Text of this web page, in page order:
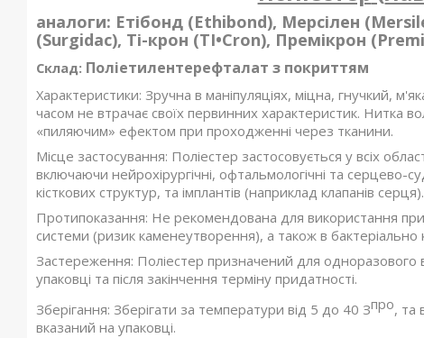
аналоги: Етібонд (Ethibond), Мерсілен
(Surgidac), Ті-крон (TI•Cron), Премікрон
Склад: Поліетилентерефталат з покриттям
Характеристики: Зручна в маніпуляціях, міцна, гнучкий,
часом не втрачає своїх первинних характеристик. Нитка
«пиляючим» ефектом при проходженні через тканини.
Місце застосування: Поліестер застосовується у всіх
включаючи нейрохірургічні, офтальмологічні та серцево-
кісткових структур, та імплантів (наприклад клапанів серця).
Протипоказання: Не рекомендована для використання
системи (ризик каменеутворення), а також в бактеріально
Застереження: Поліестер призначений для
упаковці та після закінчення терміну придатності.
Зберігання: Зберігати за температури від 5 до 40 Зпро, та
вказаний на упаковці.